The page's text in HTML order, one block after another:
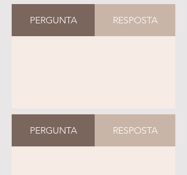
PERGUNTA RESPOSTA
PERGUNTA RESPOSTA